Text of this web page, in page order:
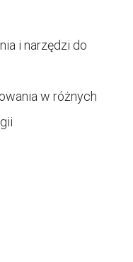
i narzędzi do
w różnych